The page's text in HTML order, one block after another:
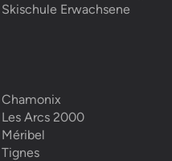
Skischule Erwachsene
Chamonix
Les Arcs 2000
Méribel
Tignes